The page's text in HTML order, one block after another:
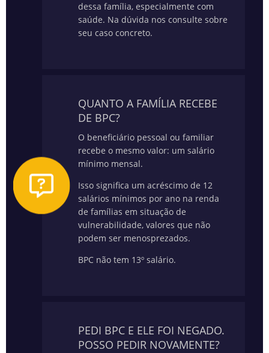
dessa família, especialmente com
saúde. Na dúvida nos consulte sobre
seu caso concreto.
QUANTO A FAMÍLIA RECEBE
DE BPC?
O beneficiário pessoal ou familiar
recebe o mesmo valor: um salário
mínimo mensal.
Isso significa um acréscimo de 12
salários mínimos por ano na renda
de famílias em situação de
vulnerabilidade, valores que não
podem ser menosprezados.
BPC não tem 13º salário.
PEDI BPC E ELE FOI NEGADO.
POSSO PEDIR NOVAMENTE?